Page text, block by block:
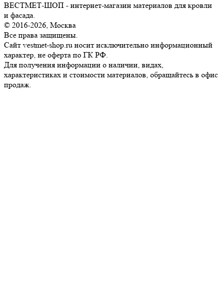
ВЕСТМЕТ-ШОП - интернет-магазин материалов для кровли
и фасада.
© 2016-2026, Москва
Все права защищены.
Сайт vestmet-shop.ru носит исключительно информационный
характер, не оферта по ГК РФ.
Для получения информации о наличии, видах,
характеристиках и стоимости материалов, обращайтесь в офис
продаж.